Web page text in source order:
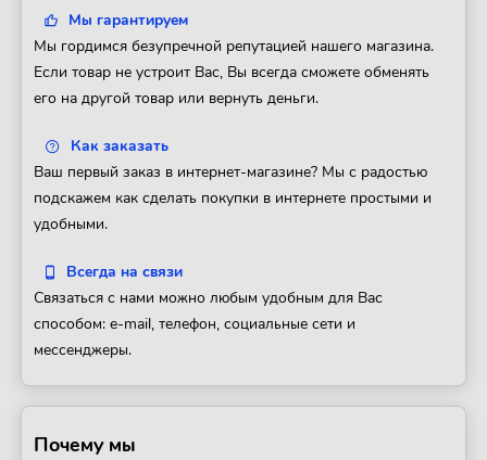
Мы гарантируем
Мы гордимся безупречной репутацией нашего магазина.
Если товар не устроит Вас, Вы всегда сможете обменять
его на другой товар или вернуть деньги.
Как заказать
Ваш первый заказ в интернет-магазине? Мы с радостью
подскажем как сделать покупки в интернете простыми и
удобными.
Всегда на связи
Связаться с нами можно любым удобным для Вас
способом: e-mail, телефон, социальные сети и
мессенджеры.
Почему мы